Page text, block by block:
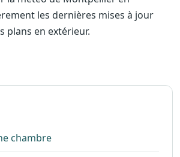
les dernières mises à jour
plans en extérieur.
chambre